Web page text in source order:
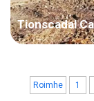
Tionscadal
2020 Pointí
Roimhe 1